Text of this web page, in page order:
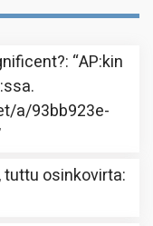
: “AP:kin
a/93bb923e-
tuttu osinkovirta: